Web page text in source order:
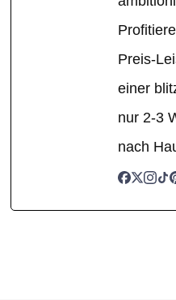
Preis-
einer
nur 2-3
nach